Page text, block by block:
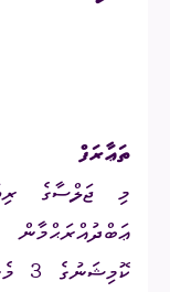
ތަޢާރަފް
މި ޖަލްސާގެ